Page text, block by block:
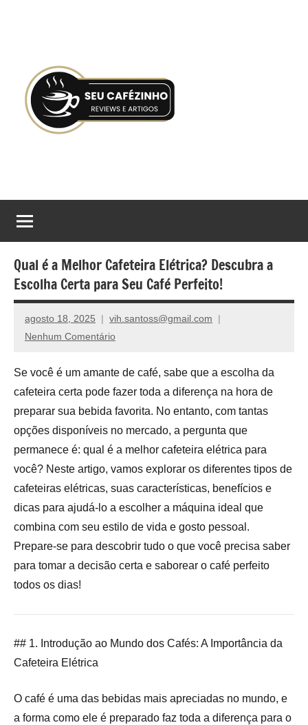
conteúdo
Seu
Cafézinho
tomar
boas
decisões
no
compras,
venha
nossos
reviews
Qual é a Melhor Cafeteira Elétrica? Descubra a
Escolha Certa para Seu Café Perfeito!
agosto 18, 2025
vih.santoss@gmail.com
Nenhum Comentário
Se você é um amante de café, sabe que a escolha da
cafeteira certa pode fazer toda a diferença na hora de
preparar sua bebida favorita. No entanto, com tantas
opções disponíveis no mercado, a pergunta que
permanece é: qual é a melhor cafeteira elétrica para
você? Neste artigo, vamos explorar os diferentes tipos de
cafeteiras elétricas, suas características, benefícios e
dicas para ajudá-lo a escolher a máquina ideal que
combina com seu estilo de vida e gosto pessoal.
Prepare-se para descobrir tudo o que você precisa saber
para tomar a decisão certa e saborear o café perfeito
todos os dias!
## 1. Introdução ao Mundo dos Cafés: A Importância da
Cafeteira Elétrica
O café é uma das bebidas mais apreciadas no mundo, e
a forma como ele é preparado faz toda a diferença para o